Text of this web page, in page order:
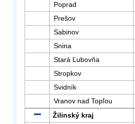
Poprad
Prešov
Sabinov
Snina
Stará Ľubovňa
Stropkov
Svidník
Vranov nad Topľou
Žilinský kraj